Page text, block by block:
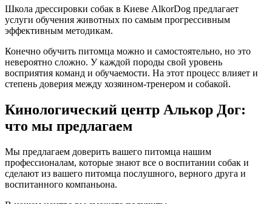
Школа дрессировки собак в Киеве AlkorDog предлагает
услуги обучения животных по самым прогрессивным
эффективным методикам.
Конечно обучить питомца можно и самостоятельно, но это
невероятно сложно. У каждой породы свой уровень
восприятия команд и обучаемости. На этот процесс влияет и
степень доверия между хозяином-тренером и собакой.
Кинологический центр Алькор Дог:
что мы предлагаем
Мы предлагаем доверить вашего питомца нашим
профессионалам, которые знают все о воспитании собак и
сделают из вашего питомца послушного, верного друга и
воспитанного компаньона.